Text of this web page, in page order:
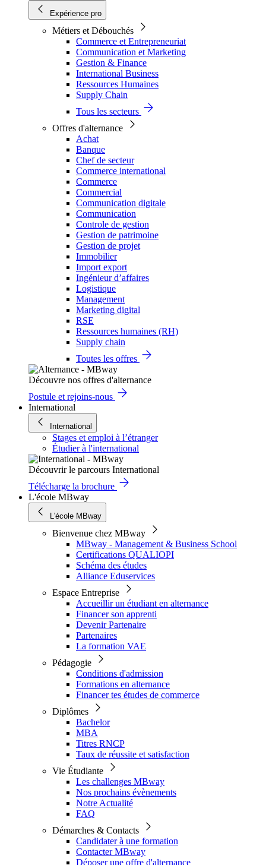
Expérience pro
Métiers et Débouchés
Commerce et Entrepreneuriat
Communication et Marketing
Gestion & Finance
International Business
Ressources Humaines
Supply Chain
Tous les secteurs
Offres d'alternance
Achat
Banque
Chef de secteur
Commerce international
Commerce
Commercial
Communication digitale
Communication
Controle de gestion
Gestion de patrimoine
Gestion de projet
Immobilier
Import export
Ingénieur d’affaires
Logistique
Management
Marketing digital
RSE
Ressources humaines (RH)
Supply chain
Toutes les offres
Découvre nos offres d'alternance
Postule et rejoins-nous
International
International
Stages et emploi à l’étranger
Étudier à l'international
Découvrir le parcours International
Télécharge la brochure
L'école MBway
L'école MBway
Bienvenue chez MBway
MBway - Management & Business School
Certifications QUALIOPI
Schéma des études
Alliance Eduservices
Espace Entreprise
Accueillir un étudiant en alternance
Financer son apprenti
Devenir Partenaire
Partenaires
La formation VAE
Pédagogie
Conditions d'admission
Formations en alternance
Financer tes études de commerce
Diplômes
Bachelor
MBA
Titres RNCP
Taux de réussite et satisfaction
Vie Étudiante
Les challenges MBway
Nos prochains évènements
Notre Actualité
FAQ
Démarches & Contacts
Candidater à une formation
Contacter MBway
Déposer une offre d'alternance